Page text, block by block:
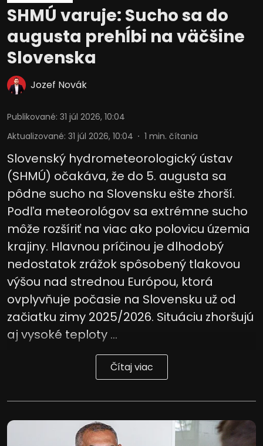
SHMÚ varuje: Sucho sa do
augusta prehĺbi na väčšine
Slovenska
Jozef Novák
Publikované: 31 júl 2026, 10:04
Aktualizované: 31 júl 2026, 10:04 1 min. čítania
Slovenský hydrometeorologický ústav
(SHMÚ) očakáva, že do 5. augusta sa
pôdne sucho na Slovensku ešte zhorší.
Podľa meteorológov sa extrémne sucho
môže rozšíriť na viac ako polovicu územia
krajiny. Hlavnou príčinou je dlhodobý
nedostatok zrážok spôsobený tlakovou
výšou nad strednou Európou, ktorá
ovplyvňuje počasie na Slovensku už od
začiatku zimy 2025/2026. Situáciu zhoršujú
aj vysoké teploty ...
Čítaj viac